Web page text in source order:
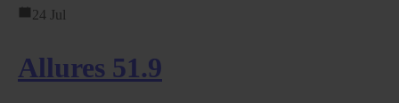
24 Jul
Allures 51.9